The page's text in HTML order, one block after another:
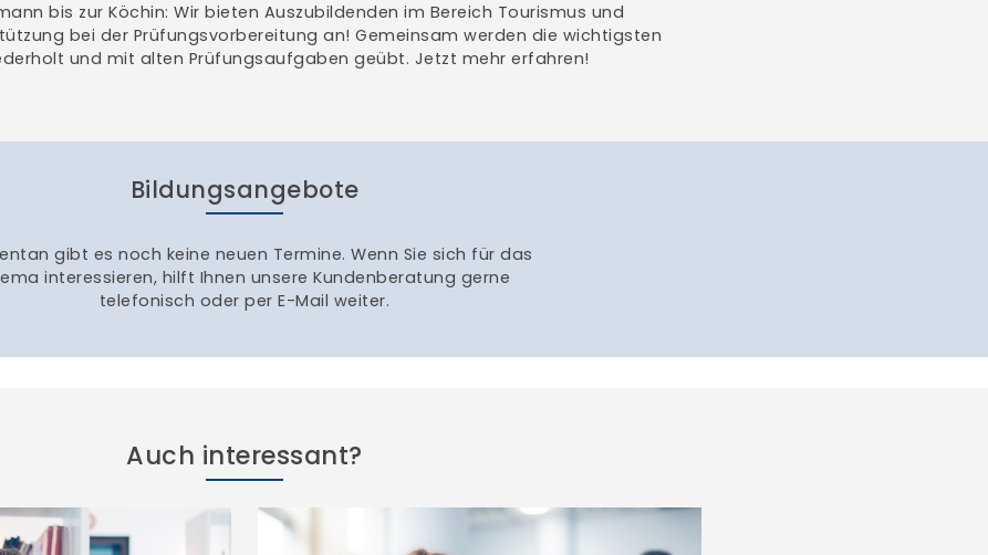
bis zur Köchin: Wir bieten Auszubildenden im Bereich Tourismus und
bei der Prüfungsvorbereitung an! Gemeinsam werden die wichtigsten
und mit alten Prüfungsaufgaben geübt. Jetzt mehr erfahren!
Auch interessant?